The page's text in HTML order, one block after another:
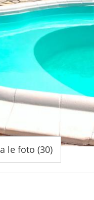
le foto (30)